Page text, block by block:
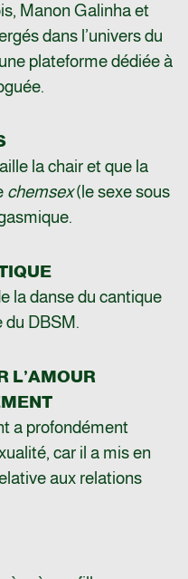
Manon Galinha et
dans l’univers du
plateforme dédiée à
la chair et que la
chemsex(le sexe sous
la danse du cantique
du DBSM.
L’AMOUR
a profondément
car il a mis en
aux relations